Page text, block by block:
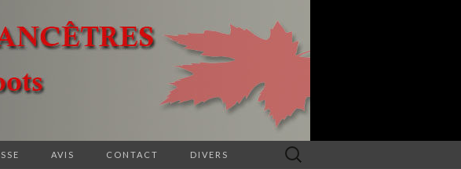
AVIS CONTACT DIVERS Rechercher :